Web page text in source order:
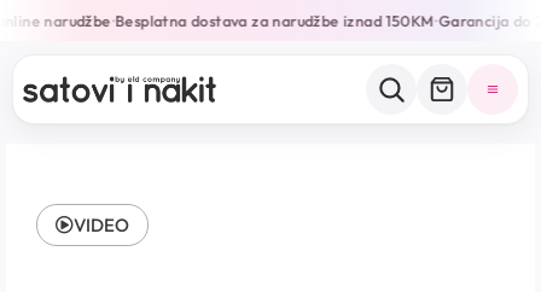
narudžbe•Besplatna dostava za narudžbe iznad 150KM•Garancija do
VIDEO